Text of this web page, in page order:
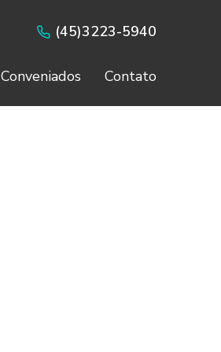
(45)3223-5940
Conveniados Contato